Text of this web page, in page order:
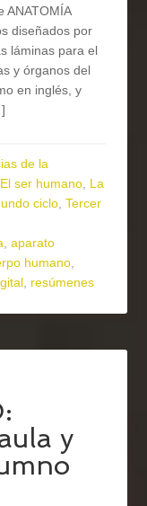
ANATOMÍA
diseñados por
láminas para el
y órganos del
en inglés, y
de la
El ser humano, La
ciclo,Tercer
,aparato
humano,
, resúmenes
y